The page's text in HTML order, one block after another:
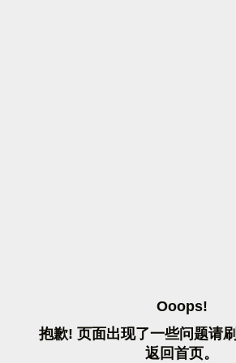
OOOPS!
抱歉! 页面出现了一些问题请刷
返 回首页。